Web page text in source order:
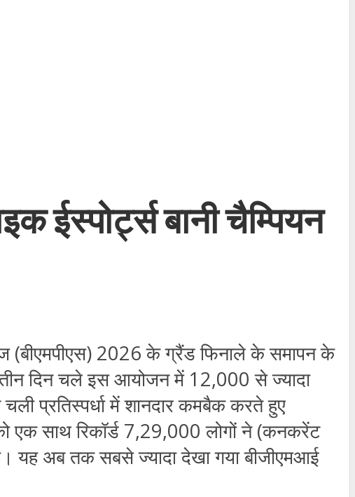
ईस्पोर्ट्स बानी चैम्पियन
(बीएमपीएस) 2026 के ग्रैंड फिनाले के समापन के
दिन चले इस आयोजन में 12,000 से ज्यादा
चली प्रतिस्पर्धा में शानदार कमबैक करते हुए
एक साथ रिकॉर्ड 7,29,000 लोगों ने (कनकरेंट
यह अब तक सबसे ज्यादा देखा गया बीजीएमआई